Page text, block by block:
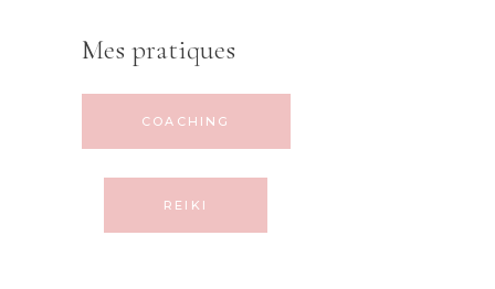
Mes pratiques
COACHING
REIKI